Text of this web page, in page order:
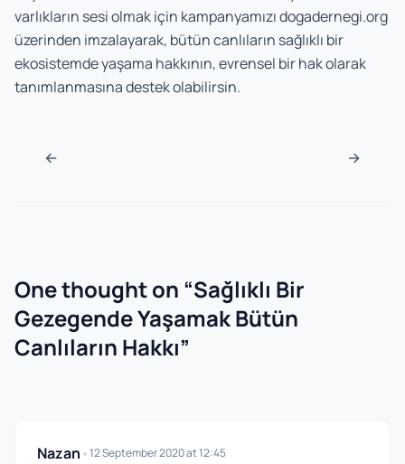
varlıkların sesi olmak için kampanyamızı dogadernegi.org
üzerinden imzalayarak, bütün canlıların sağlıklı bir
ekosistemde yaşama hakkının, evrensel bir hak olarak
tanımlanmasına destek olabilirsin.
Post navigation
← →
One thought on “Sağlıklı Bir
Gezegende Yaşamak Bütün
Canlıların Hakkı”
Nazan•12 September 2020 at 12:45